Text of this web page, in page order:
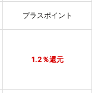
プラスポイント
1.2％還元